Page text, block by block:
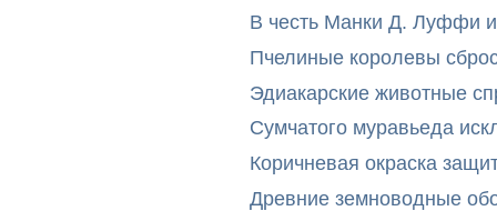
В честь Манки Д. Луффи
Пчелиные королевы
Эдиакарские животные
Сумчатого муравьеда
Коричневая окраска
Древние земноводные